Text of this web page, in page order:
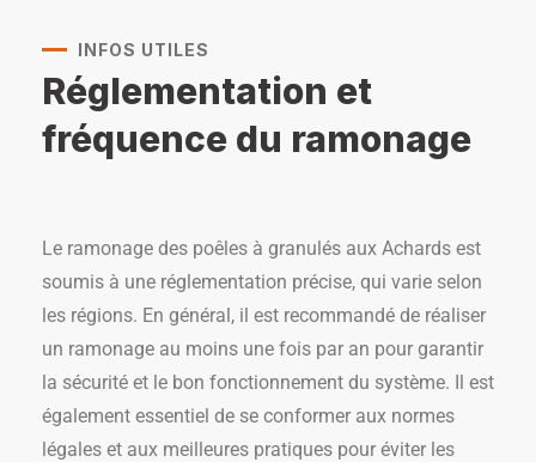
INFOS UTILES
Réglementation et
fréquence du ramonage
Le ramonage des poêles à granulés aux Achards est
soumis à une réglementation précise, qui varie selon
les régions. En général, il est recommandé de réaliser
un ramonage au moins une fois par an pour garantir
la sécurité et le bon fonctionnement du système. Il est
également essentiel de se conformer aux normes
légales et aux meilleures pratiques pour éviter les